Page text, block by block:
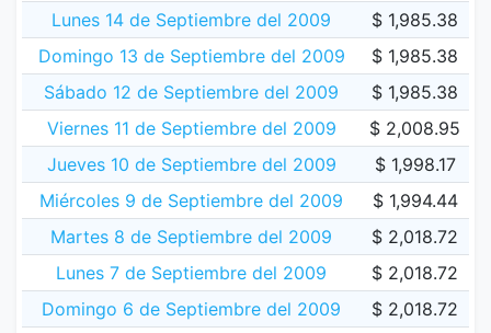
Lunes 14 de Septiembre del 2009
$ 1,985.38
Domingo 13 de Septiembre del 2009
$ 1,985.38
Sábado 12 de Septiembre del 2009
$ 1,985.38
Viernes 11 de Septiembre del 2009
$ 2,008.95
Jueves 10 de Septiembre del 2009
$ 1,998.17
Miércoles 9 de Septiembre del 2009
$ 1,994.44
Martes 8 de Septiembre del 2009
$ 2,018.72
Lunes 7 de Septiembre del 2009
$ 2,018.72
Domingo 6 de Septiembre del 2009
$ 2,018.72